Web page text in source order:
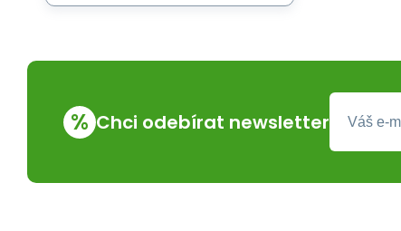
% Chci odebírat newsletter